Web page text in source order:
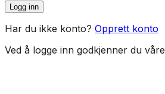
Logg inn
Har du ikke konto? Opprett konto
Ved å logge inn godkjenner du våre